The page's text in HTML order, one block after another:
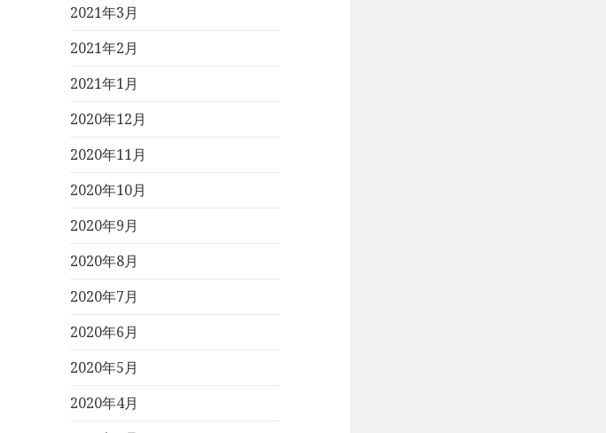
2021年3月
2021年2月
2021年1月
2020年12月
2020年11月
2020年10月
2020年9月
2020年8月
2020年7月
2020年6月
2020年5月
2020年4月